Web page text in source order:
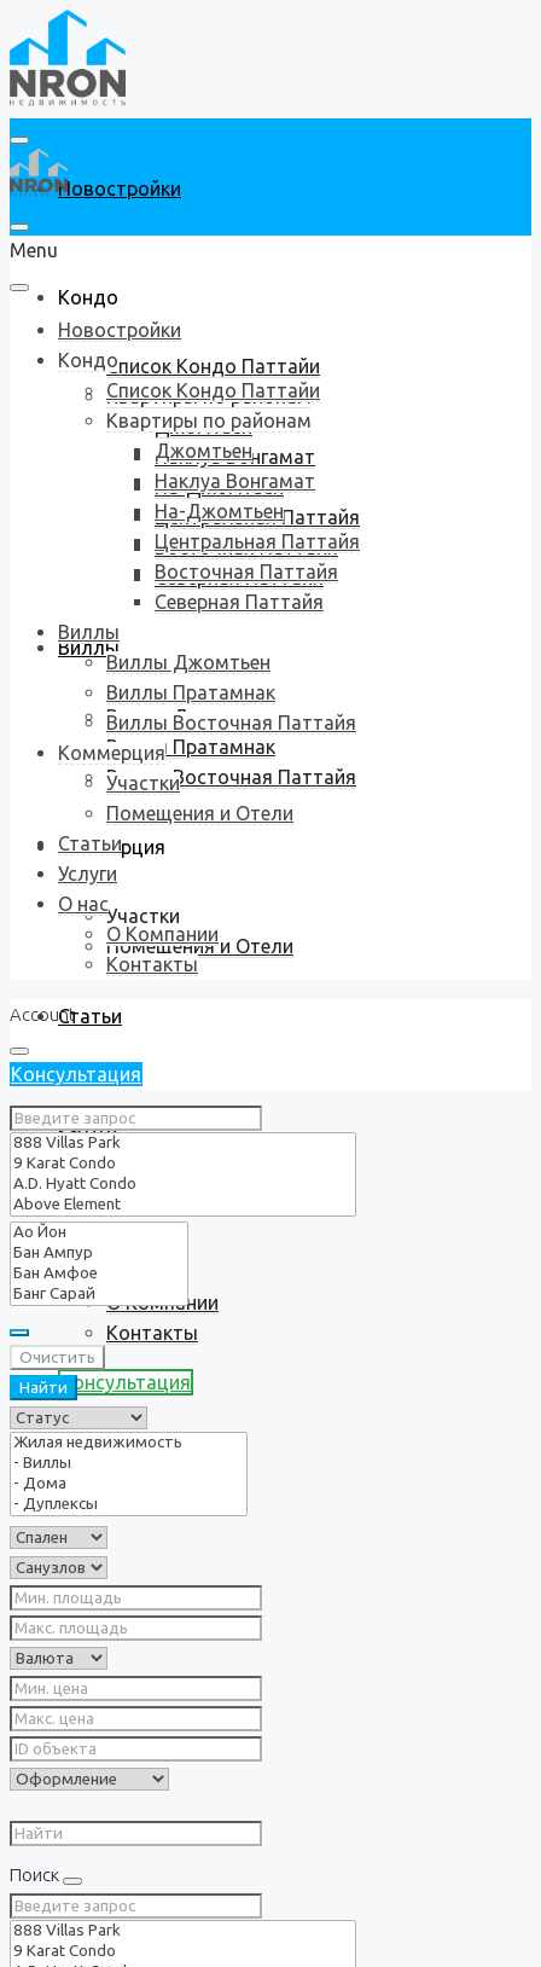
Новостройки
Кондо
Список Кондо Паттайи
Квартиры по районам
Джомтьен
Наклуа Вонгамат
На-Джомтьен
Центральная Паттайя
Восточная Паттайя
Северная Паттайя
Виллы
Виллы Джомтьен
Виллы Пратамнак
Виллы Восточная Паттайя
Коммерция
Участки
Помещения и Отели
Статьи
Услуги
О нас
О Компании
Контакты
Консультация
Menu
Новостройки
Кондо
Список Кондо Паттайи
Квартиры по районам
Джомтьен
Наклуа Вонгамат
На-Джомтьен
Центральная Паттайя
Восточная Паттайя
Северная Паттайя
Виллы
Виллы Джомтьен
Виллы Пратамнак
Виллы Восточная Паттайя
Коммерция
Участки
Помещения и Отели
Статьи
Услуги
О нас
О Компании
Контакты
Account
Консультация
Очистить
Найти
Поиск